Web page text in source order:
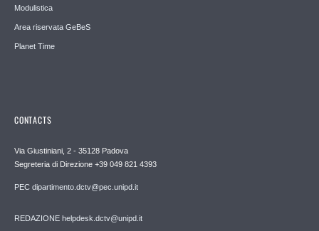
Modulistica
Area riservata GeBeS
Planet Time
CONTACTS
Via Giustiniani, 2 - 35128 Padova
Segreteria di Direzione +39 049 821 4393
PEC dipartimento.dctv@pec.unipd.it
REDAZIONE helpdesk.dctv@unipd.it